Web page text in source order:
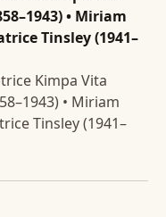
• Miriam
Tinsley (1941–
Kimpa Vita
• Miriam
Tinsley (1941–